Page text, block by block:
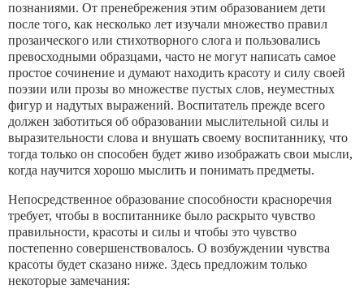
познаниями. От пренебреже­ния этим образованием дети
после того, как несколь­ко лет изучали множество правил
прозаического или стихотворного слога и пользовались
превосходными образцами, часто не могут написать самое
простое сочинение и думают находить красоту и силу своей
поэзии или прозы во множестве пустых слов, неуме­стных
фигур и надутых выражений. Воспитатель прежде всего
должен заботиться об образовании мыслительной силы и
выразительности слова и вну­шать своему воспитаннику, что
тогда только он спо­собен будет живо изображать свои мысли,
когда на­учится хорошо мыслить и понимать предметы.
Непосредственное образование способности красноречия
требует, чтобы в воспитаннике было рас­крыто чувство
правильности, красоты и силы и чтобы это чувство
постепенно совершенствовалось. О воз­буждении чувства
красоты будет сказано ниже. Здесь предложим только
некоторые замечания: